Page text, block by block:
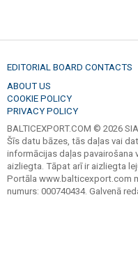
EDITORIAL BOARD CONTACTS
ABOUT US
COOKIE POLICY
PRIVACY POLICY
BALTICEXPORT.COM © 2026
Šīs datu bāzes, tās daļas vai
informācijas daļas
aizliegta. Tāpat arī ir aizliegta
Portāla www.balticexport.com
numurs: 000740434. Galvenā